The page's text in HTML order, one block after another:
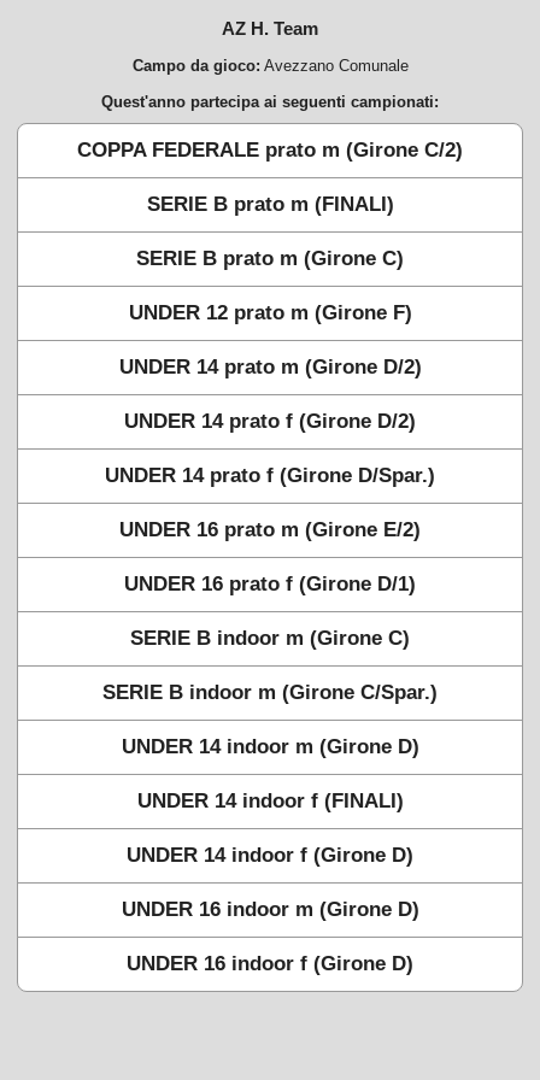
AZ H. Team
Campo da gioco: Avezzano Comunale
Quest'anno partecipa ai seguenti campionati:
COPPA FEDERALE prato m (Girone C/2)
SERIE B prato m (FINALI)
SERIE B prato m (Girone C)
UNDER 12 prato m (Girone F)
UNDER 14 prato m (Girone D/2)
UNDER 14 prato f (Girone D/2)
UNDER 14 prato f (Girone D/Spar.)
UNDER 16 prato m (Girone E/2)
UNDER 16 prato f (Girone D/1)
SERIE B indoor m (Girone C)
SERIE B indoor m (Girone C/Spar.)
UNDER 14 indoor m (Girone D)
UNDER 14 indoor f (FINALI)
UNDER 14 indoor f (Girone D)
UNDER 16 indoor m (Girone D)
UNDER 16 indoor f (Girone D)